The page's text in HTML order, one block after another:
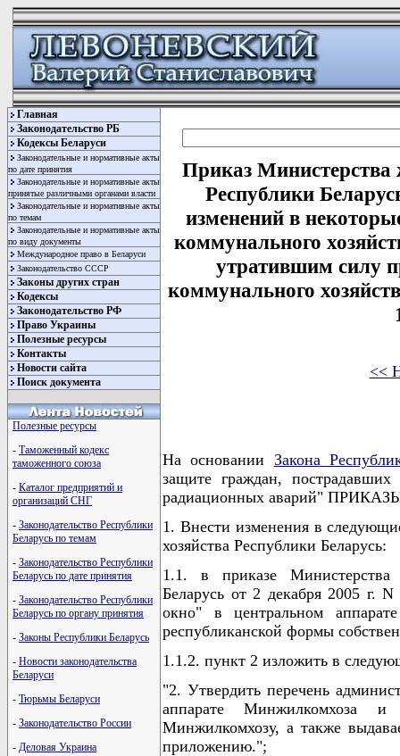
Главная
Законодательство РБ
Кодексы Беларуси
Законодательные и нормативные акты
по дате принятия
Законодательные и нормативные акты
принятые различными органами власти
Законодательные и нормативные акты
по темам
Законодательные и нормативные акты
по виду документы
Международное право в Беларуси
Законодательство СССР
Законы других стран
Кодексы
Законодательство РФ
Право Украины
Полезные ресурсы
Контакты
Новости сайта
Поиск документа
Полезные ресурсы
- Таможенный кодекс
таможенного союза
- Каталог предприятий и
организаций СНГ
- Законодательство Республики
Беларусь по темам
- Законодательство Республики
Беларусь по дате принятия
- Законодательство Республики
Беларусь по органу принятия
- Законы Республики Беларусь
- Новости законодательства
Беларуси
- Тюрьмы Беларуси
- Законодательство России
- Деловая Украина
Приказ
Республики
изменений в
коммунального
утратившим силу
коммунального
<<
На основании Закона
защите граждан,
радиационных аварий"
1. Внести изменения в
хозяйства Республики Беларусь:
1.1. в приказе Министерства
Беларусь от 2 декабря 2005 г.
окно" в центральном
республиканской формы
1.1.2. пункт 2 изложить в
"2. Утвердить перечень
аппарате Минжилкомхоза и
Минжилкомхозу, а также
приложению.";